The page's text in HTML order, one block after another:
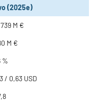
(2025e)
M €
M €
%
/ 0,63 USD